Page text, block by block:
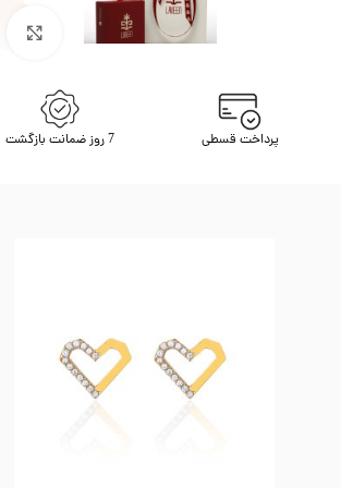
پرداخت قسطی 7 روز ضمانت بازگشت